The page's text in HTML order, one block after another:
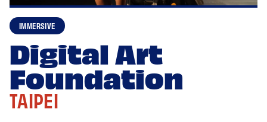
IMMERSIVE
Digital Art
Foundation
TAIPEI